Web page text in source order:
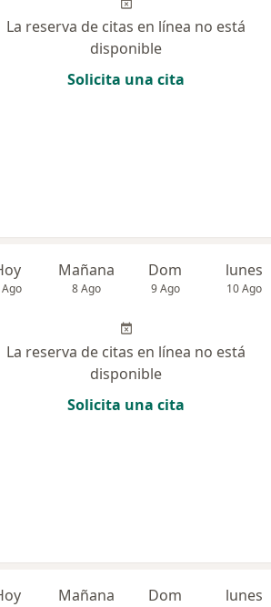
La reserva de citas en línea no está
disponible
Solicita una cita
Mañana
8 Ago
Dom
9 Ago
lunes
10 Ago
La reserva de citas en línea no está
disponible
Solicita una cita
Mañana Dom lunes